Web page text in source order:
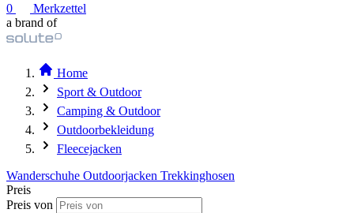
0
Merkzettel
a brand of
Home
Sport & Outdoor
Camping & Outdoor
Outdoorbekleidung
Fleecejacken
Wanderschuhe Outdoorjacken Trekkinghosen
Preis
Preis von